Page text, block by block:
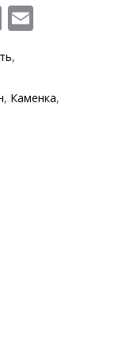
Pr
t
l
,
, Каменка,